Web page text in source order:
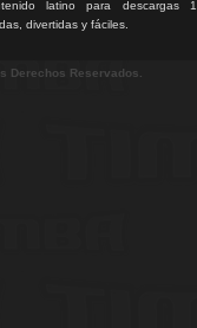
latino para descargas
divertidas y fáciles.
Derechos Reservados.